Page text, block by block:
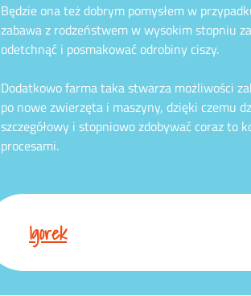
Będzie ona też dobrym pomysłem w
zabawa z rodzeństwem w wysokim stopniu
odetchnąć i posmakować odrobiny ciszy.
Dodatkowo farma taka stwarza możliwości
po nowe zwierzęta i maszyny, dzięki czemu
szczegółowy i stopniowo zdobywać coraz to
procesami.
Igorek